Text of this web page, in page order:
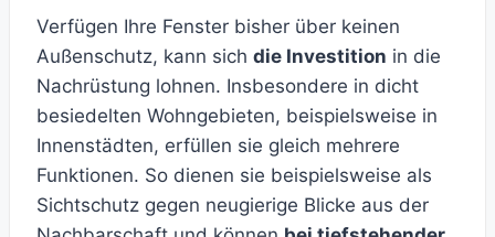
Verfügen Ihre Fenster bisher über keinen
Außenschutz, kann sich die Investition in die
Nachrüstung lohnen. Insbesondere in dicht
besiedelten Wohngebieten, beispielsweise in
Innenstädten, erfüllen sie gleich mehrere
Funktionen. So dienen sie beispielsweise als
Sichtschutz gegen neugierige Blicke aus der